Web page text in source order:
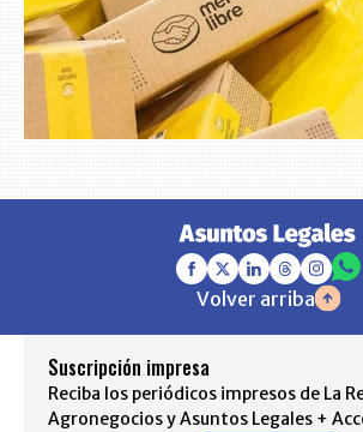
Volver arriba
Suscripción impresa
Reciba los periódicos impresos de La
Agronegocios y Asuntos Legales +